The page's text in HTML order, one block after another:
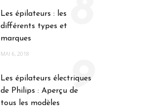
Les épilateurs : les
différents types et
marques
MAI 6, 2018
Les épilateurs électriques
de Philips : Aperçu de
tous les modèles
9